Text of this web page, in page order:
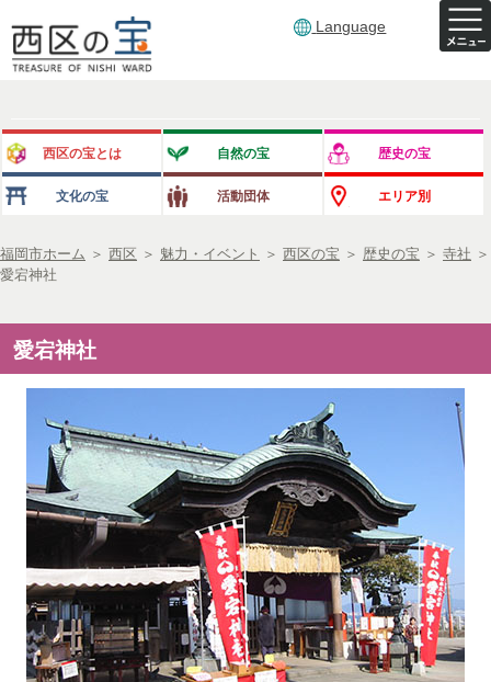
Language
西区の宝とは 自然の宝 歴史の宝
文化の宝 活動団体 エリア別
福岡市ホーム ＞ 西区 ＞ 魅力・イベント ＞ 西区の宝 ＞ 歴史の宝 ＞ 寺社 ＞
愛宕神社
愛宕神社